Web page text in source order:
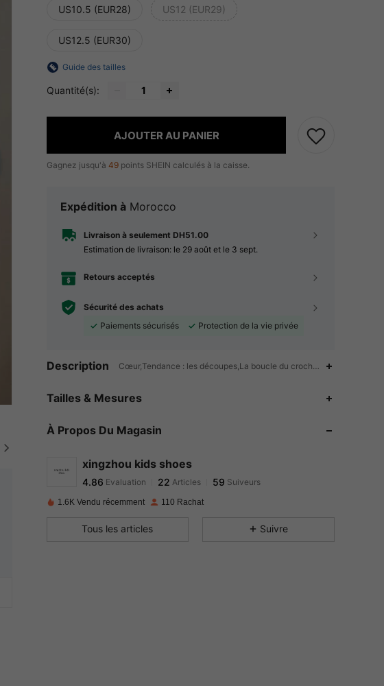
US10.5 (EUR28) US12 (EUR29)
US12.5 (EUR30)
Guide des tailles
Quantité(s):
AJOUTER AU PANIER
Gagnez jusqu'à 49 points SHEIN calculés à la caisse.
Expédition à Morocco
Livraison à seulement DH51.00
Estimation de livraison: le 29 août et le 3 sept.
Retours acceptés
Sécurité des achats
Paiements sécurisés
Protection de la vie privée
Description Cœur,Tendance : les découpes,La boucle du crochet,Résistant à
Tailles & Mesures
À Propos Du Magasin
xingzhou kids shoes
4.86
22
4.86Evaluation 22
m***3a suiviIl y a 1 jour
4.86
1.6K Vendu récemment 110 Rachat
Tous les articles Suivre